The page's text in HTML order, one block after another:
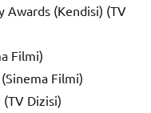
Awards (Kendisi) (TV
Filmi)
Filmi)
Dizisi)